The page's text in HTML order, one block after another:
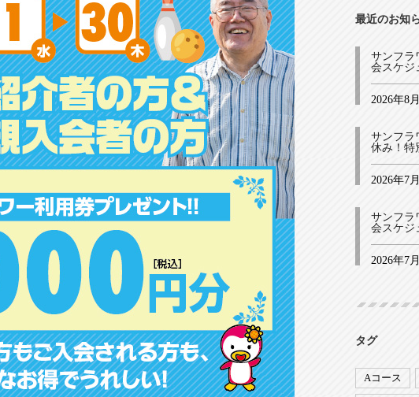
最近のお知
サンフラ
会スケジ
2026年8
サンフラ
休み！特
2026年7
サンフラ
会スケジ
2026年7
タグ
Aコース